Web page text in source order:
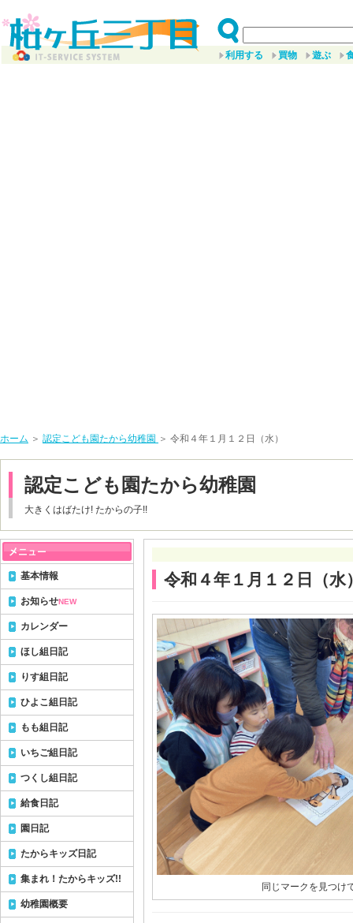
利用する 買物 遊ぶ
ホーム ＞ 認定こども園たから幼稚園 ＞ 令和４年１月１２日（水）
認定こども園たから幼稚園
大きくはばたけ! たからの子!!
令和４年１月１２日（水
同じマークを見つけ
基本情報
お知らせNEW
カレンダー
ほし組日記
りす組日記
ひよこ組日記
もも組日記
いちご組日記
つくし組日記
給食日記
園日記
たからキッズ日記
集まれ！たからキッズ!!
幼稚園概要